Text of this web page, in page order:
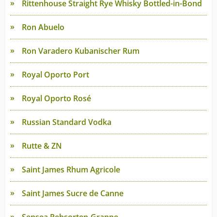
Rittenhouse Straight Rye Whisky Bottled-in-Bond
Ron Abuelo
Ron Varadero Kubanischer Rum
Royal Oporto Port
Royal Oporto Rosé
Russian Standard Vodka
Rutte & ZN
Saint James Rhum Agricole
Saint James Sucre de Canne